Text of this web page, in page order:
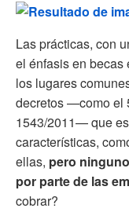
Las prácticas, con
el énfasis en becas
los lugares
decretos —como el
1543/2011— que
características,
ellas, pero
por parte de las
cobrar?